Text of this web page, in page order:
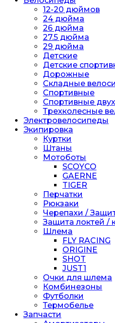
12-20 дюймов
24 дюйма
26 дюйма
27.5 дюйма
29 дюйма
Детские
Детские
Дорожные
Складные
Спортивные
Спортивные
Трехколесные
Электровелосипеды
Экипировка
Куртки
Штаны
Мотоботы
SCOYCO
GAERNE
TIGER
Перчатки
Рюкзаки
Черепахи /
Защита локтей /
Шлема
FLY RACING
ORIGINE
SHOT
JUST1
Очки для шлема
Комбинезоны
Футболки
Термобелье
Запчасти